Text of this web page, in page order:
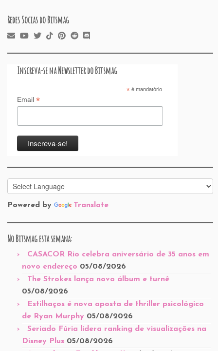
Redes Socias do Bitsmag
Inscreva-se na Newsletter do Bitsmag
*é mandatório
Email *
Powered by Translate
No Bitsmag esta semana:
CASACOR Rio celebra aniversário de 35 anos em
novo endereço 05/08/2026
The Strokes lança novo álbum e turnê
05/08/2026
Estilhaços é nova aposta de thriller psicológico
de Ryan Murphy 05/08/2026
Seriado Fúria lidera ranking de visualizações na
Disney Plus 05/08/2026